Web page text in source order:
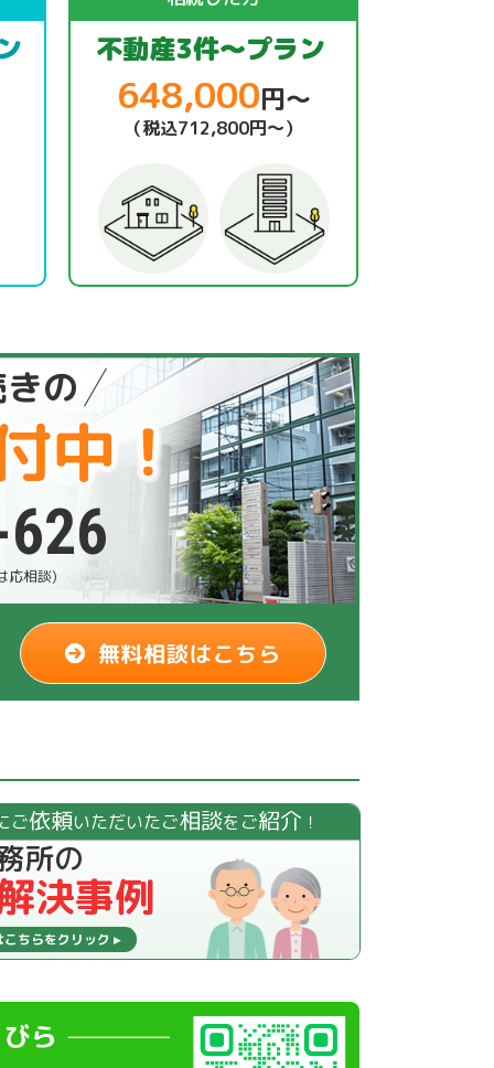
不動産3件～プラン
648,000円～
（税込712,800円～）
の
中！
応相談)
無料相談はこちら
所の
決事例
ご依頼いただいたご相談をご紹介 ！